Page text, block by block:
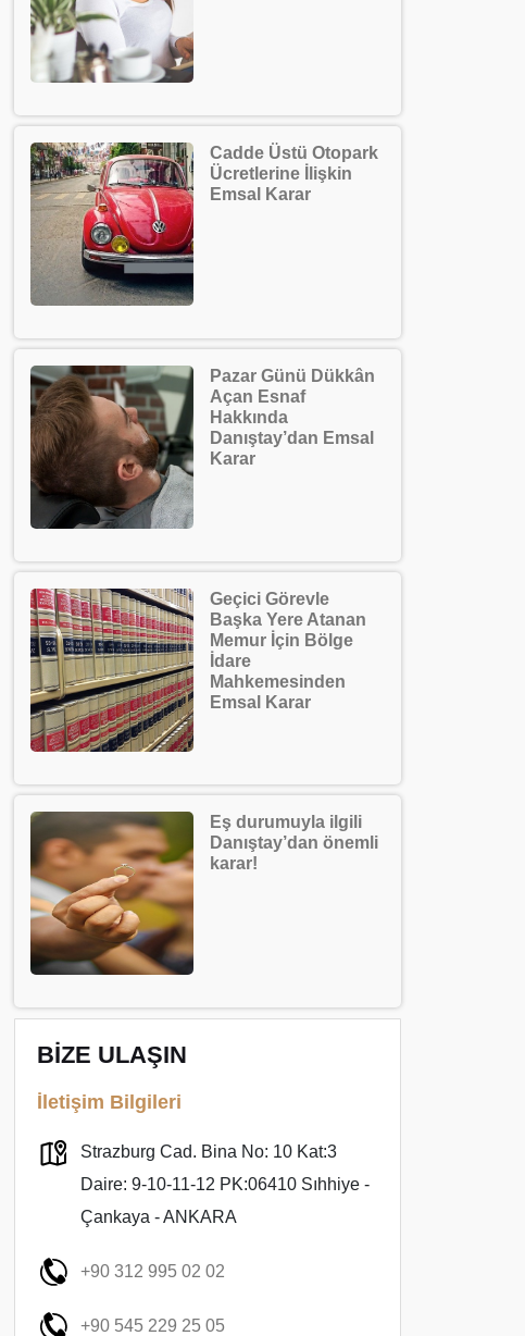
Cadde Üstü Otopark
Ücretlerine İlişkin
Emsal Karar
Pazar Günü Dükkân
Açan Esnaf
Hakkında
Danıştay’dan Emsal
Karar
Geçici Görevle
Başka Yere Atanan
Memur İçin Bölge
İdare
Mahkemesinden
Emsal Karar
Eş durumuyla ilgili
Danıştay’dan önemli
karar!
BİZE ULAŞIN
İletişim Bilgileri
Strazburg Cad. Bina No: 10 Kat:3
Daire: 9-10-11-12 PK:06410 Sıhhiye -
Çankaya - ANKARA
+90 312 995 02 02
+90 545 229 25 05